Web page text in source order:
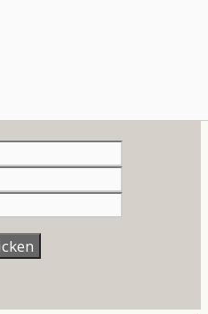
Mail-
Adresse